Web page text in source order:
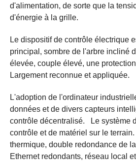
d'alimentation, de sorte que la
d'énergie à la grille.
Le dispositif de contrôle électrique
principal, sombre de l'arbre incliné
élevée, couple élevé, une
Largement reconnue et appliquée.
L'adoption de l'ordinateur
données et de divers capteurs
contrôle décentralisé.
Le système
contrôle et de matériel sur le terrain.
thermique, double redondance de
Ethernet redondants, réseau local